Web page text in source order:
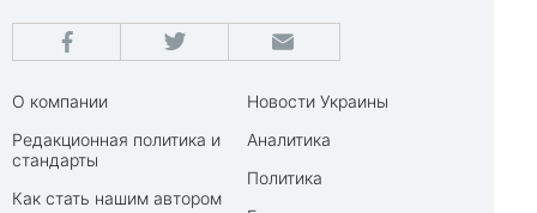
О компании
Редакционная политика и
стандарты
Как стать нашим автором
Новости Украины
Аналитика
Политика